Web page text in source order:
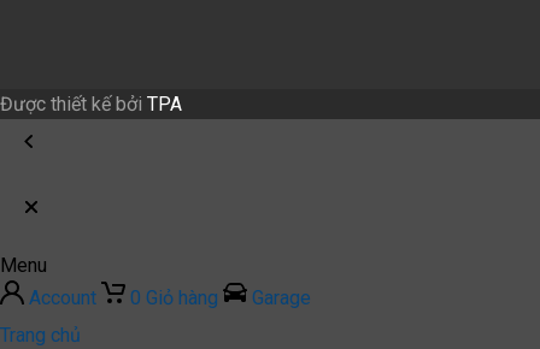
Được thiết kế bởi TPA
Menu
Account
0 Giỏ hàng
Garage
Trang chủ